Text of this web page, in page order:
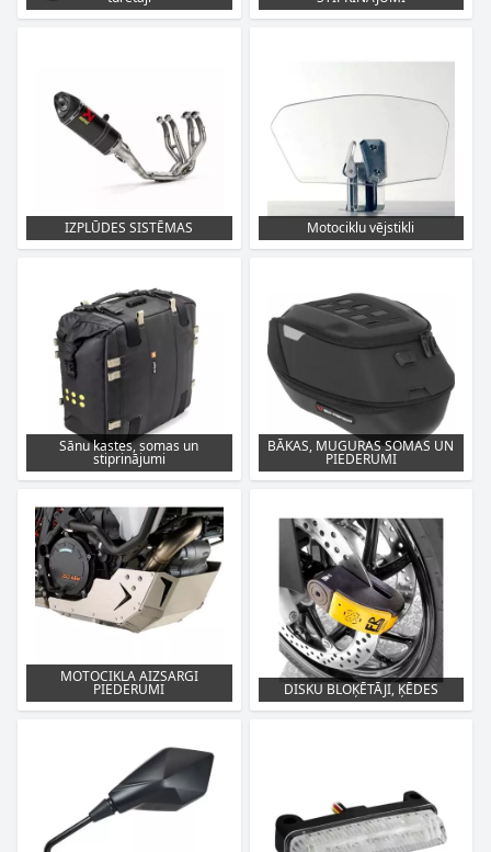
IZPLŪDES SISTĒMAS Motociklu vējstikli
Sānu kastes, somas un
stiprinājumi
BĀKAS, MUGURAS SOMAS UN
PIEDERUMI
MOTOCIKLA AIZSARGI
PIEDERUMI DISKU BLOĶĒTĀJI, ĶĒDES